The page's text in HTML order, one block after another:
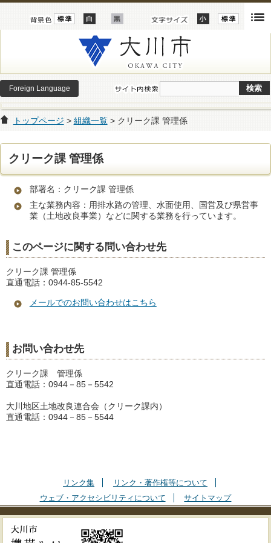
Foreign Language
トップページ > 組織一覧> クリーク課 管理係
クリーク課 管理係
部署名：クリーク課 管理係
主な業務内容：用排水路の管理、水面使用、国営及び県営事
業（土地改良事業）などに関する業務を行っています。
このページに関する問い合わせ先
クリーク課 管理係
直通電話：0944-85-5542
メールでのお問い合わせはこちら
お問い合わせ先
クリーク課 管理係
直通電話：0944－85－5542
大川地区土地改良連合会（クリーク課内）
直通電話：0944－85－5544
リンク集
リンク・著作権等について
ウェブ・アクセシビリティについて
サイトマップ